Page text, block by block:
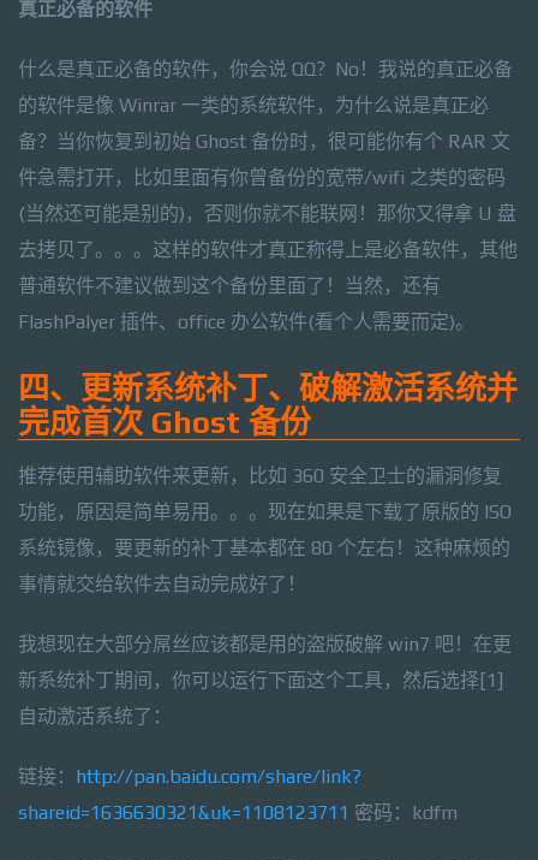
真正必备的软件
什么是真正必备的软件，你会说 QQ？No！我说的真正必备
的软件是像 Winrar 一类的系统软件，为什么说是真正必
备？当你恢复到初始 Ghost 备份时，很可能你有个 RAR 文
件急需打开，比如里面有你曾备份的宽带/wifi 之类的密码
(当然还可能是别的)，否则你就不能联网！那你又得拿 U 盘
去拷贝了。。。这样的软件才真正称得上是必备软件，其他
普通软件不建议做到这个备份里面了！当然，还有
FlashPalyer 插件、office 办公软件(看个人需要而定)。
四、更新系统补丁、破解激活系统并
完成首次 Ghost 备份
推荐使用辅助软件来更新，比如 360 安全卫士的漏洞修复
功能，原因是简单易用。。。现在如果是下载了原版的 ISO
系统镜像，要更新的补丁基本都在 80 个左右！这种麻烦的
事情就交给软件去自动完成好了！
我想现在大部分屌丝应该都是用的盗版破解 win7 吧！在更
新系统补丁期间，你可以运行下面这个工具，然后选择[1]
自动激活系统了：
链接： http://pan.baidu.com/share/link?
shareid=1636630321&uk=1108123711 密码：kdfm